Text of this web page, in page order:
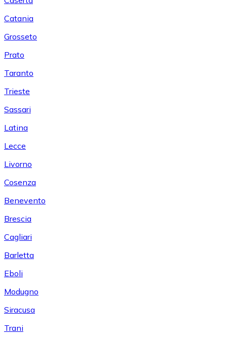
Catania
Grosseto
Prato
Taranto
Trieste
Sassari
Latina
Lecce
Livorno
Cosenza
Benevento
Brescia
Cagliari
Barletta
Eboli
Modugno
Siracusa
Trani